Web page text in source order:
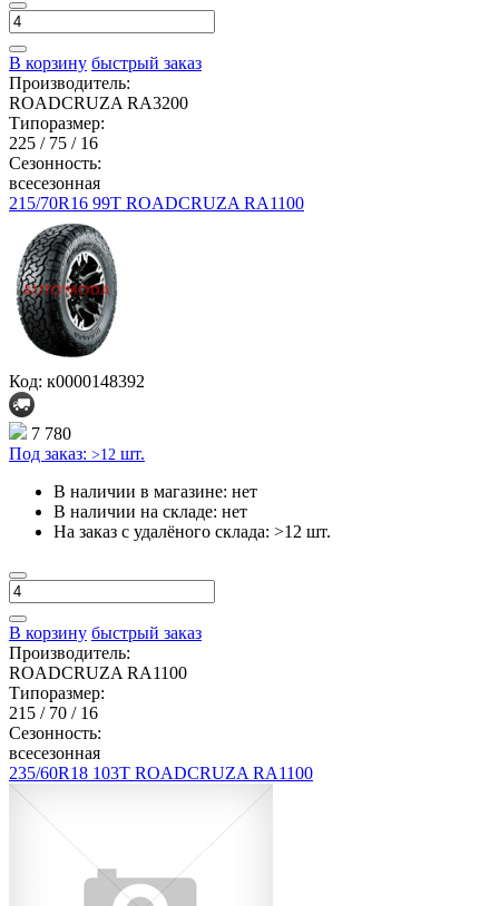
В корзину быстрый заказ
Производитель:
ROADCRUZA RA3200
Типоразмер:
225 / 75 / 16
Сезонность:
всесезонная
215/70R16 99T ROADCRUZA RA1100
Код: к0000148392
7 780
Под заказ: >12 шт.
В наличии в магазине: нет
В наличии на складе: нет
На заказ с удалёного склада: >12 шт.
В корзину быстрый заказ
Производитель:
ROADCRUZA RA1100
Типоразмер:
215 / 70 / 16
Сезонность:
всесезонная
235/60R18 103T ROADCRUZA RA1100